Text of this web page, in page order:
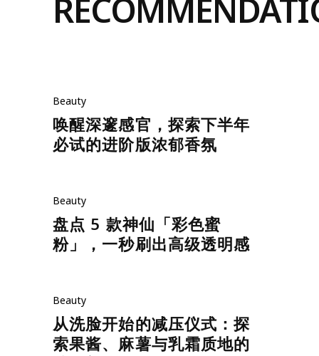
Beauty
唤醒深邃感官，探索下半年
必试的进阶版浓郁香氛
Beauty
盘点 5 款神仙「彩色蜜
粉」，一秒刷出高级透明感
Beauty
从洗脸开始的减压仪式：探
索果酱、麻薯与乳霜质地的